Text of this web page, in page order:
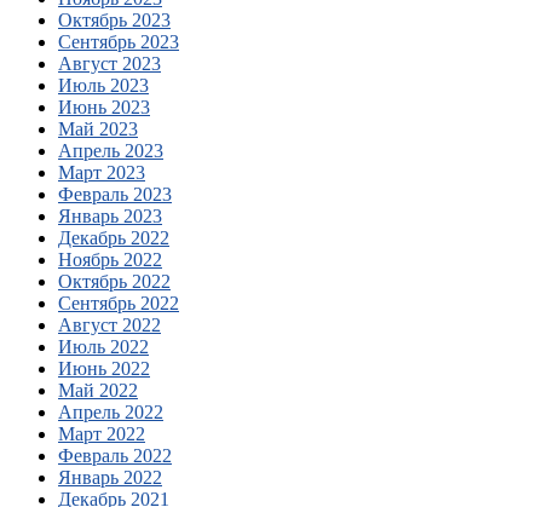
Октябрь 2023
Сентябрь 2023
Август 2023
Июль 2023
Июнь 2023
Май 2023
Апрель 2023
Март 2023
Февраль 2023
Январь 2023
Декабрь 2022
Ноябрь 2022
Октябрь 2022
Сентябрь 2022
Август 2022
Июль 2022
Июнь 2022
Май 2022
Апрель 2022
Март 2022
Февраль 2022
Январь 2022
Декабрь 2021